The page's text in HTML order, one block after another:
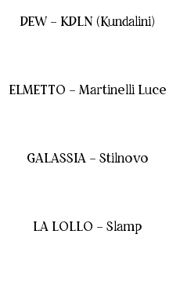
DEW – KDLN (Kundalini)
ELMETTO – Martinelli Luce
GALASSIA – Stilnovo
LA LOLLO – Slamp